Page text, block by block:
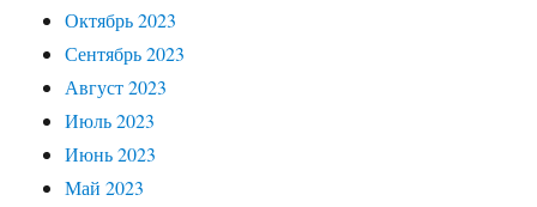
Октябрь 2023
Сентябрь 2023
Август 2023
Июль 2023
Июнь 2023
Май 2023